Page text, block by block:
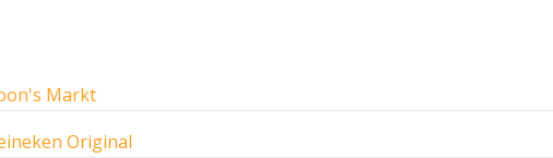
Markt
Original